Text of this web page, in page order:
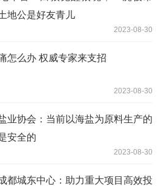
地公是好友青儿
2023-08-30
怎么办 权威专家来支招
2023-08-30
业协会：当前以海盐为原料生产的
安全的
2023-08-30
都城东中心：助力重大项目高效投